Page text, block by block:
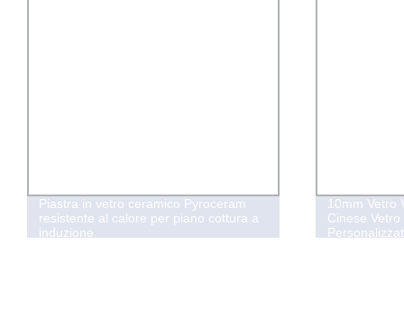
Piastra in vetro ceramico Pyroceram
resistente al calore per piano cottura a
induzione
10mm Vetro
Cinese